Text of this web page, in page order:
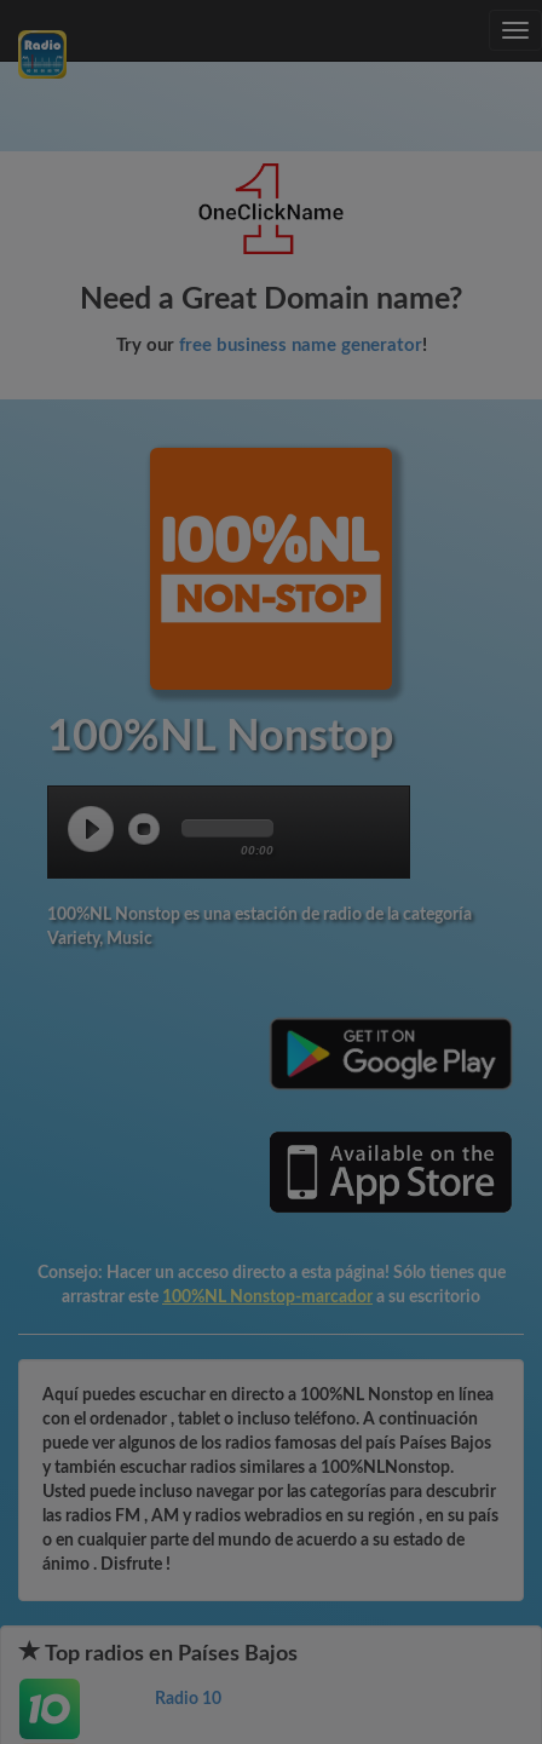
Need a Great Domain name?
Try our free business name generator!
100%NL Nonstop
00:00
100%NL Nonstop es una estación de radio de la categoría
Variety, Music
Consejo: Hacer un acceso directo a esta página! Sólo tienes que
arrastrar este 100%NL Nonstop-marcador a su escritorio
Aquí puedes escuchar en directo a 100%NL Nonstop en línea
con el ordenador , tablet o incluso teléfono. A continuación
puede ver algunos de los radios famosas del país Países Bajos
y también escuchar radios similares a 100%NLNonstop.
Usted puede incluso navegar por las categorías para descubrir
las radios FM , AM y radios webradios en su región , en su país
o en cualquier parte del mundo de acuerdo a su estado de
ánimo . Disfrute !
Top radios en Países Bajos
Radio 10